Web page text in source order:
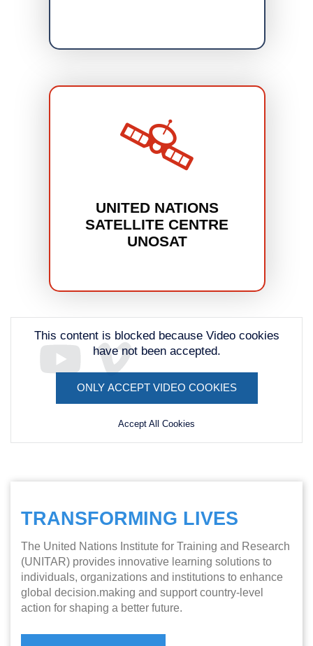
UNITED NATIONS
SATELLITE CENTRE
UNOSAT
This content is blocked because Video cookies
have not been accepted.
ONLY ACCEPT VIDEO COOKIES
Accept All Cookies
TRANSFORMING LIVES
The United Nations Institute for Training and Research
(UNITAR) provides innovative learning solutions to
individuals, organizations and institutions to enhance
global decision.making and support country-level
action for shaping a better future.